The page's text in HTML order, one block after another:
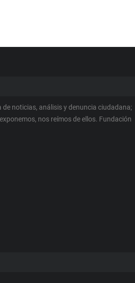
de noticias, análisis y denuncia ciudadana;
nos reímos de ellos. Fundación